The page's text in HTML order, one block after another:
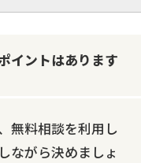
離婚裁判
養育費問題
イントはあります
無料相談を利用し
ながら決めましょ